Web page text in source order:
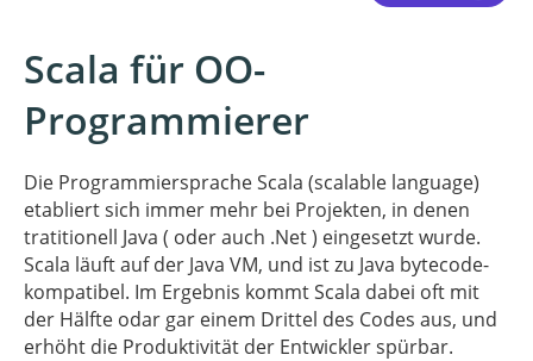
Scala für OO-
Programmierer
Die Programmiersprache Scala (scalable language)
etabliert sich immer mehr bei Projekten, in denen
tratitionell Java ( oder auch .Net ) eingesetzt wurde.
Scala läuft auf der Java VM, und ist zu Java bytecode-
kompatibel. Im Ergebnis kommt Scala dabei oft mit
der Hälfte odar gar einem Drittel des Codes aus, und
erhöht die Produktivität der Entwickler spürbar.